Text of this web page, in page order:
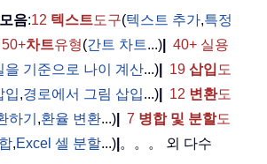
음:12 텍스트도구(텍스트 추가,특정
50+차트유형(간트 차트...)
40+ 실용
을 기준으로 나이 계산...) 19 삽입 도
입,경로에서 그림 삽입...) 12 변환도
하기 ,환율 변환...) 7 병합 및 분할도
,Excel 셀 분할...) 。。。 외 다수